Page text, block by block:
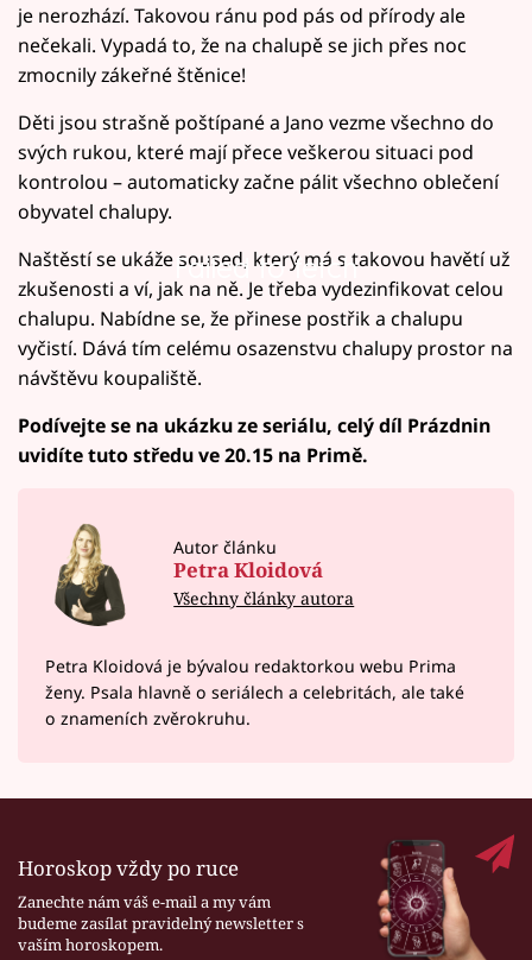
je nerozhází. Takovou ránu pod pás od přírody ale
nečekali. Vypadá to, že na chalupě se jich přes noc
zmocnily zákeřné štěnice!
Děti jsou strašně poštípané a Jano vezme všechno do
svých rukou, které mají přece veškerou situaci pod
kontrolou – automaticky začne pálit všechno oblečení
obyvatel chalupy.
Failed to fetch
Naštěstí se ukáže soused, který má s takovou havětí už
zkušenosti a ví, jak na ně. Je třeba vydezinfikovat celou
chalupu. Nabídne se, že přinese postřik a chalupu
vyčistí. Dává tím celému osazenstvu chalupy prostor na
návštěvu koupaliště.
Podívejte se na ukázku ze seriálu, celý díl Prázdnin
uvidíte tuto středu ve 20.15 na Primě.
Autor článku
Petra Kloidová
Všechny články autora
Petra Kloidová je bývalou redaktorkou webu Prima
ženy. Psala hlavně o seriálech a celebritách, ale také
o znameních zvěrokruhu.
Horoskop vždy po ruce
Zanechte nám váš e-mail a my vám
budeme zasílat pravidelný newsletter s
vaším horoskopem.